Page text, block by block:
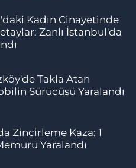
Kadın Cinayetinde
Zanlı İstanbul'da
Takla Atan
Sürücüsü Yaralandı
Zincirleme Kaza: 1
Yaralandı